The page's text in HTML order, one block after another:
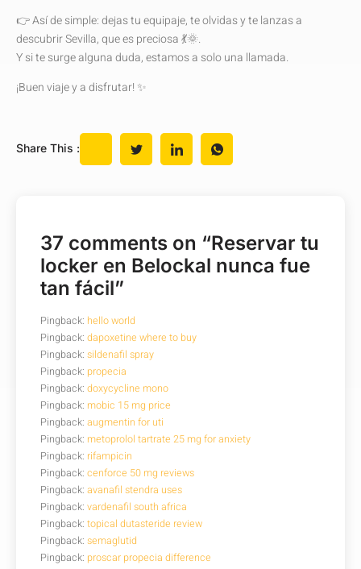
👉 Así de simple: dejas tu equipaje, te olvidas y te lanzas a
descubrir Sevilla, que es preciosa 💃🌞.
Y si te surge alguna duda, estamos a solo una llamada.
¡Buen viaje y a disfrutar! ✨
Share This :
37 comments on “Reservar tu
locker en Belockal nunca fue
tan fácil”
Pingback: hello world
Pingback: dapoxetine where to buy
Pingback: sildenafil spray
Pingback: propecia
Pingback: doxycycline mono
Pingback: mobic 15 mg price
Pingback: augmentin for uti
Pingback: metoprolol tartrate 25 mg for anxiety
Pingback: rifampicin
Pingback: cenforce 50 mg reviews
Pingback: avanafil stendra uses
Pingback: vardenafil south africa
Pingback: topical dutasteride review
Pingback: semaglutid
Pingback: proscar propecia difference